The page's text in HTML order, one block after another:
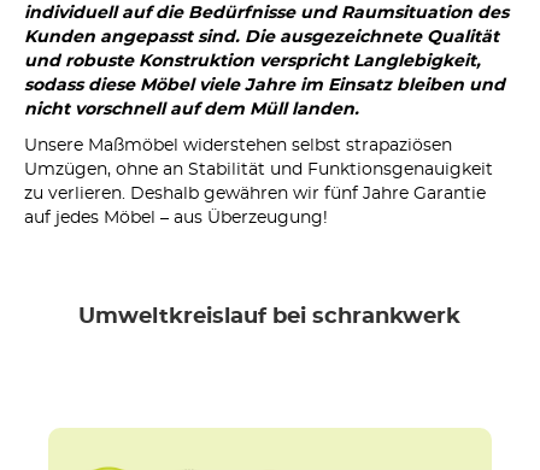
individuell auf die Bedürfnisse und Raumsituation des
Kunden angepasst sind. Die ausgezeichnete Qualität
und robuste Konstruktion verspricht Langlebigkeit,
sodass diese Möbel viele Jahre im Einsatz bleiben und
nicht vorschnell auf dem Müll landen.
Unsere Maßmöbel widerstehen selbst strapaziösen
Umzügen, ohne an Stabilität und Funktionsgenauigkeit
zu verlieren. Deshalb gewähren wir fünf Jahre Garantie
auf jedes Möbel – aus Überzeugung!
Umweltkreislauf bei schrankwerk